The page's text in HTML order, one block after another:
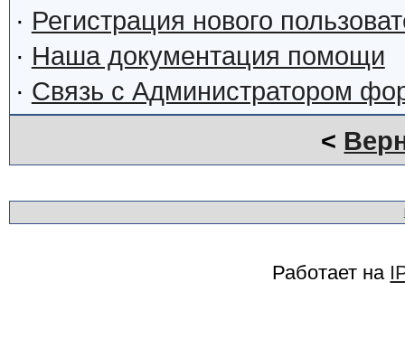
· Регистрация нового
· Наша документация помощи
· Связь с Администратором
<
Работает на